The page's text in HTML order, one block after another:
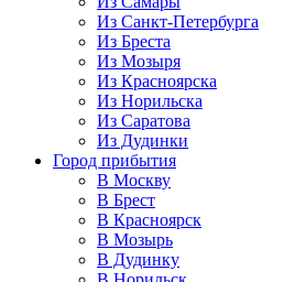
Из Санкт-Петербурга
Из Бреста
Из Мозыря
Из Красноярска
Из Норильска
Из Саратова
Из Дудинки
Город прибытия
В Москву
В Брест
В Красноярск
В Мозырь
В Дудинку